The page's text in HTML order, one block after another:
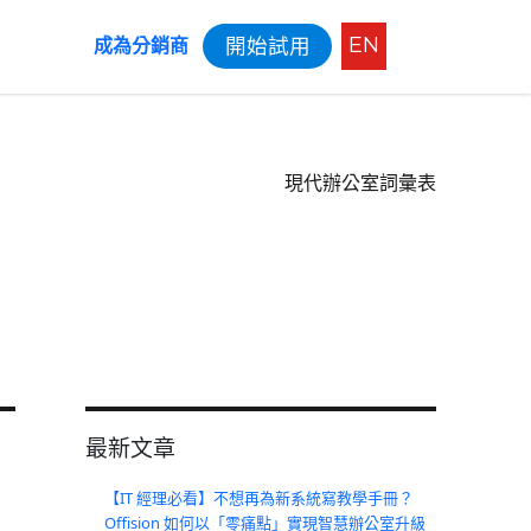
成為分銷商 開始試用 EN
現代辦公室詞彙表
最新文章
【IT 經理必看】不想再為新系統寫教學手冊？
Offision 如何以「零痛點」實現智慧辦公室升級